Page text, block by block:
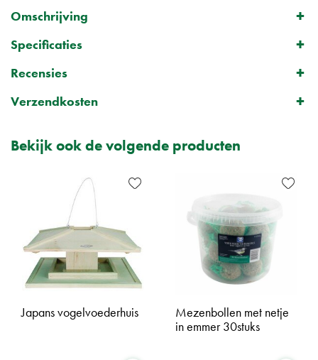
Omschrijving
Specificaties
Recensies
Verzendkosten
Bekijk ook de volgende producten
Japans vogelvoederhuis
Mezenbollen met netje
in emmer 30stuks